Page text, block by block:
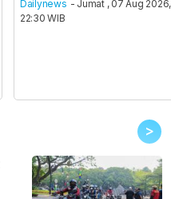
Dailynews - Jumat , 07 Aug 2026,
22:30 WIB
>